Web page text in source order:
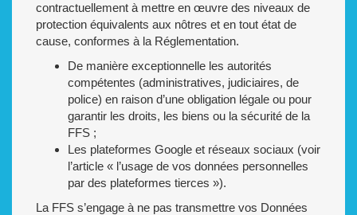
contractuellement à mettre en œuvre des niveaux de
protection équivalents aux nôtres et en tout état de
cause, conformes à la Réglementation.
De manière exceptionnelle les autorités
compétentes (administratives, judiciaires, de
police) en raison d’une obligation légale ou pour
garantir les droits, les biens ou la sécurité de la
FFS ;
Les plateformes Google et réseaux sociaux (voir
l’article « l’usage de vos données personnelles
par des plateformes tierces »).
La FFS s’engage à ne pas transmettre vos Données